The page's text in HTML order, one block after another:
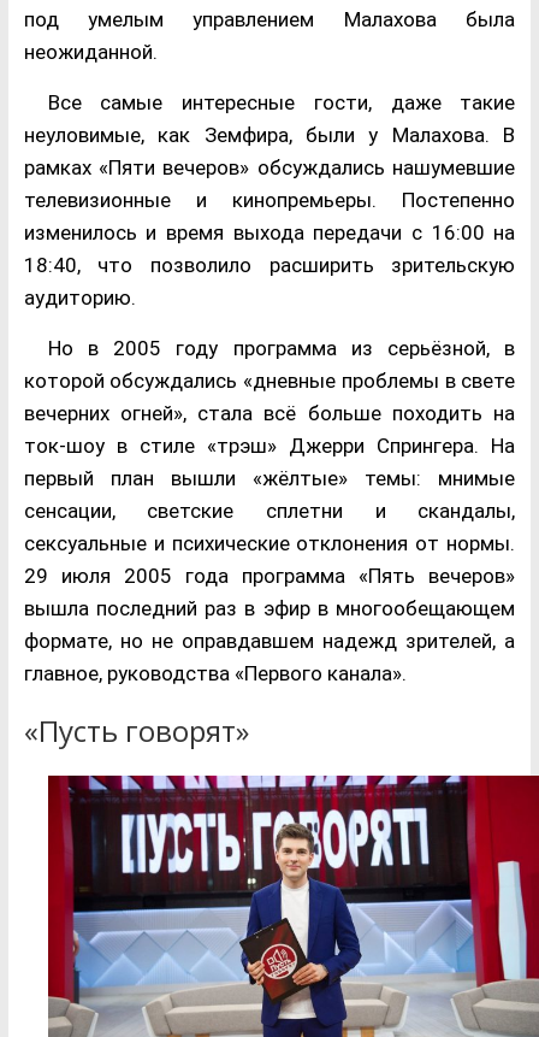
под умелым управлением Малахова была
неожиданной.
Все самые интересные гости, даже такие
неуловимые, как Земфира, были у Малахова. В
рамках «Пяти вечеров» обсуждались нашумевшие
телевизионные и кинопремьеры. Постепенно
изменилось и время выхода передачи с 16:00 на
18:40, что позволило расширить зрительскую
аудиторию.
Но в 2005 году программа из серьёзной, в
которой обсуждались «дневные проблемы в свете
вечерних огней», стала всё больше походить на
ток-шоу в стиле «трэш» Джерри Спрингера. На
первый план вышли «жёлтые» темы: мнимые
сенсации, светские сплетни и скандалы,
сексуальные и психические отклонения от нормы.
29 июля 2005 года программа «Пять вечеров»
вышла последний раз в эфир в многообещающем
формате, но не оправдавшем надежд зрителей, а
главное, руководства «Первого канала».
«Пусть говорят»